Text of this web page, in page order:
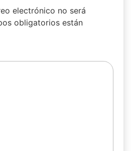
electrónico no será
obligatorios están